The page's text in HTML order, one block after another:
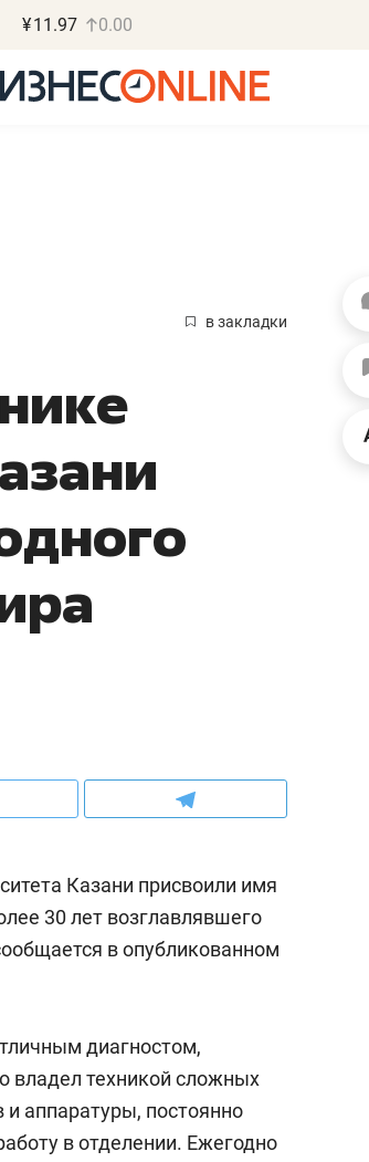
¥11.97 0.00
в закладки
Казани присвоили имя
30 лет возглавлявшего
в опубликованном
диагностом,
владел техникой сложных
аппаратуры, постоянно
в отделении. Ежегодно
«Не зная
потерять
вместе
–
Рекомендуем
Как выжить ребенку без
гаджета и научить его